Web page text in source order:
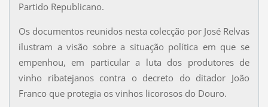
Partido Republicano.
Os documentos reunidos nesta colecção por José Relvas
ilustram a visão sobre a situação política em que se
empenhou, em particular a luta dos produtores de
vinho ribatejanos contra o decreto do ditador João
Franco que protegia os vinhos licorosos do Douro.